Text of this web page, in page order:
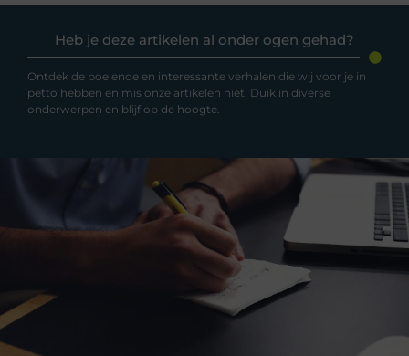
Heb je deze artikelen al onder ogen gehad?
Ontdek de boeiende en interessante verhalen die wij voor je in
petto hebben en mis onze artikelen niet. Duik in diverse
onderwerpen en blijf op de hoogte.